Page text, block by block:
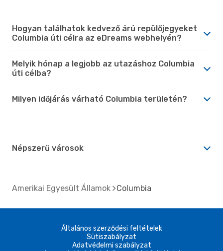
Hogyan találhatok kedvező árú repülőjegyeket
Columbia úti célra az eDreams webhelyén?
Melyik hónap a legjobb az utazáshoz Columbia
úti célba?
Milyen időjárás várható Columbia területén?
Népszerű városok
Amerikai Egyesült Államok Columbia
Általános szerződési feltételek
Sütiszabályzat
Adatvédelmi szabályzat